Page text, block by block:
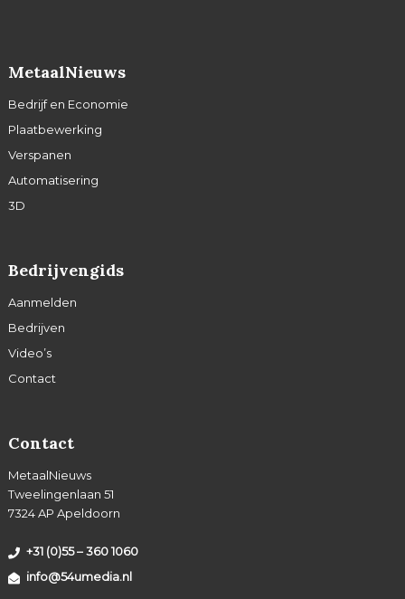
MetaalNieuws
Bedrijf en Economie
Plaatbewerking
Verspanen
Automatisering
3D
Bedrijvengids
Aanmelden
Bedrijven
Video’s
Contact
Contact
MetaalNieuws
Tweelingenlaan 51
7324 AP Apeldoorn
+31 (0)55 – 360 1060
info@54umedia.nl